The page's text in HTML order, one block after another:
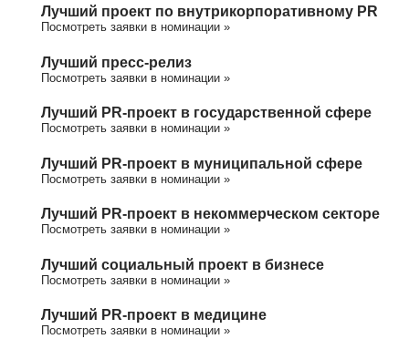
Лучший проект по внутрикорпоративному PR
Посмотреть заявки в номинации »
Лучший пресс-релиз
Посмотреть заявки в номинации »
Лучший PR-проект в государственной сфере
Посмотреть заявки в номинации »
Лучший PR-проект в муниципальной сфере
Посмотреть заявки в номинации »
Лучший PR-проект в некоммерческом секторе
Посмотреть заявки в номинации »
Лучший социальный проект в бизнесе
Посмотреть заявки в номинации »
Лучший PR-проект в медицине
Посмотреть заявки в номинации »